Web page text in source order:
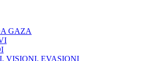
GAZA
VISIONI, EVASIONI